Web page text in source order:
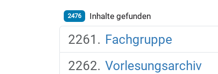
2476 Inhalte gefunden
Fachgruppe
Vorlesungsarchiv